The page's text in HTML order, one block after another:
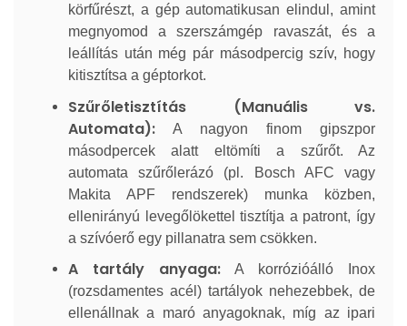
körfűrészt, a gép automatikusan elindul, amint
megnyomod a szerszámgép ravaszát, és a
leállítás után még pár másodpercig szív, hogy
kitisztítsa a géptorkot.
Szűrőletisztítás (Manuális vs.
Automata): A nagyon finom gipszpor
másodpercek alatt eltömíti a szűrőt. Az
automata szűrőlerázó (pl. Bosch AFC vagy
Makita APF rendszerek) munka közben,
ellenirányú levegőlökettel tisztítja a patront, így
a szívóerő egy pillanatra sem csökken.
A tartály anyaga: A korrózióálló Inox
(rozsdamentes acél) tartályok nehezebbek, de
ellenállnak a maró anyagoknak, míg az ipari